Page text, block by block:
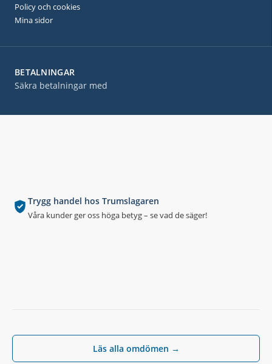
Trygg handel hos Trumslagaren
Våra kunder ger oss höga betyg – se vad de säger!
Läs alla omdömen →
BETALNINGAR
Säkra betalningar med
Policy och cookies
Mina sidor